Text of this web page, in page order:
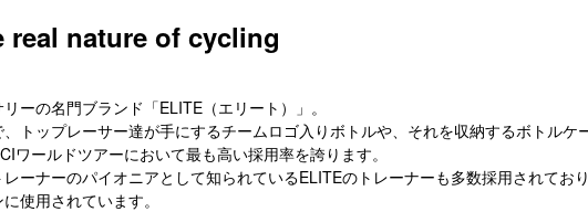
real nature of cycling
ーの名門ブランド「ELITE（エリート）」。
トップレーサー達が手にするチームロゴ入りボトルや、それを収納するボトルケ
ワールドツアーにおいて最も高い採用率を誇ります。
ーナーのパイオニアとして知られているELITEのトレーナーも多数採用されてお
使用されています。